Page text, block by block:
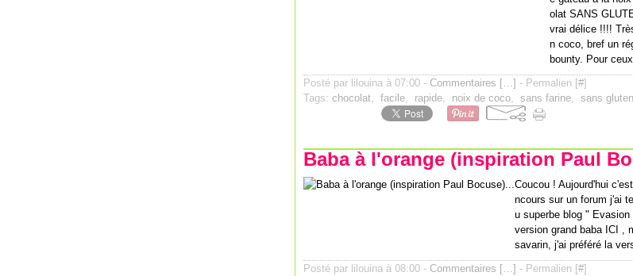
olat SANS
vrai délice !!!!
n coco, bref un
bounty. Pour
Posté par lilouina à 07:00 - Commentaires […] - Permalien [#]
Tags: chocolat, facile, rapide, noix de coco, sans farine, sans gluten
Baba à l'orange (inspiration Paul
Coucou ! Aujourd'hui
ncours sur un forum j'ai
u superbe blog "
version grand baba ICI ,
savarin, j'ai préféré la
Posté par lilouina à 08:00 - Commentaires […] - Permalien [#]